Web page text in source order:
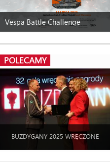
Vespa Battle Challenge
POLECAMY
BUZDYGANY 2025 WRĘCZONE